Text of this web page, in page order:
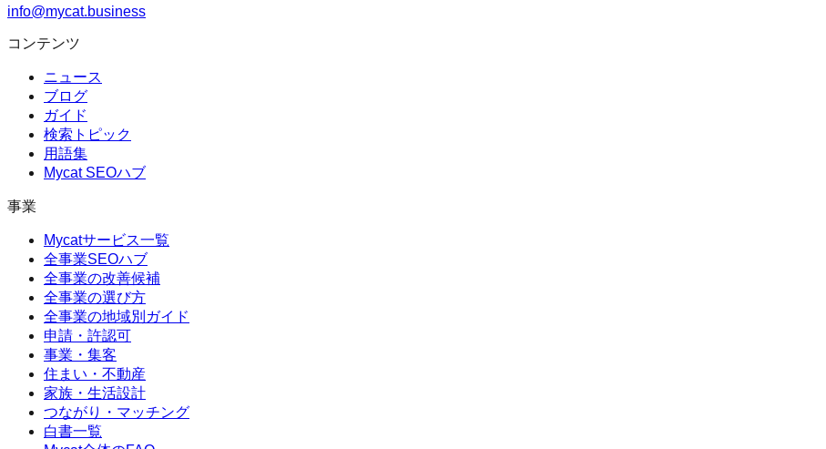
info@mycat.business
コンテンツ
ニュース
ブログ
ガイド
検索トピック
用語集
Mycat SEOハブ
事業
Mycatサービス一覧
全事業SEOハブ
全事業の改善候補
全事業の選び方
全事業の地域別ガイド
申請・許認可
事業・集客
住まい・不動産
家族・生活設計
つながり・マッチング
白書一覧